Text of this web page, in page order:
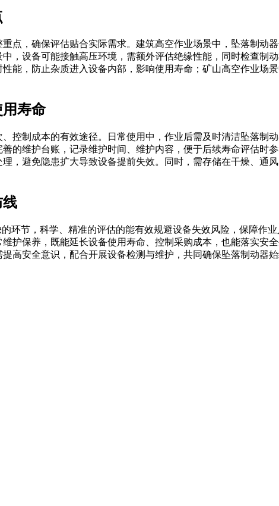
点，确保评估贴合实际需求。建筑高空作业场景中，坠落制动
，设备可能接触高压环境，需额外评估绝缘性能，同时检查制
能，防止杂质进入设备内部，影响使用寿命；矿山高空作业场
寿命
控制成本的有效途径。日常使用中，作业后需及时清洁坠落制
的维护台账，记录维护时间、维护内容，便于后续寿命评估时
，避免隐患扩大导致设备提前失效。同时，需存储在干燥、通
线
环节，科学、精准的评估的能有效规避设备失效风险，保障作
护保养，既能延长设备使用寿命、控制采购成本，也能落实安
高安全意识，配合开展设备检测与维护，共同确保坠落制动器